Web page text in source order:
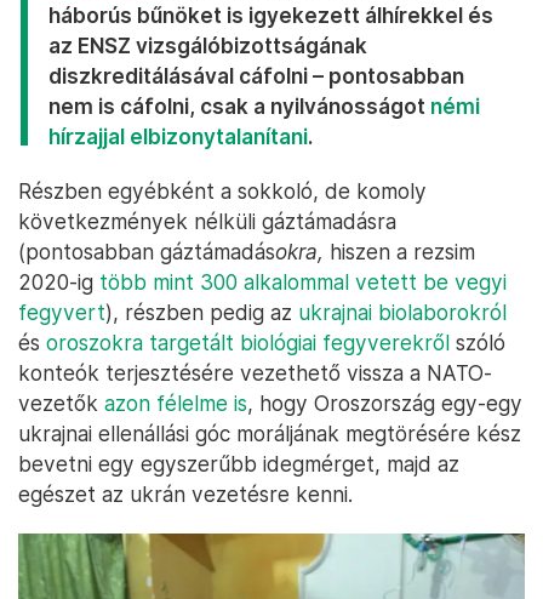
háborús bűnöket is igyekezett álhírekkel és
az ENSZ vizsgálóbizottságának
diszkreditálásával cáfolni – pontosabban
nem is cáfolni, csak a nyilvánosságot némi
hírzajjal elbizonytalanítani.
Részben egyébként a sokkoló, de komoly
következmények nélküli gáztámadásra
(pontosabban gáztámadásokra, hiszen a rezsim
2020-ig több mint 300 alkalommal vetett be vegyi
fegyvert), részben pedig az ukrajnai biolaborokról
és oroszokra targetált biológiai fegyverekről szóló
konteók terjesztésére vezethető vissza a NATO-
vezetők azon félelme is, hogy Oroszország egy-egy
ukrajnai ellenállási góc moráljának megtörésére kész
bevetni egy egyszerűbb idegmérget, majd az
egészet az ukrán vezetésre kenni.